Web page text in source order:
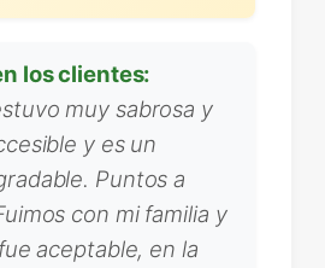
los clientes:
muy sabrosa y
y es un
Puntos a
con mi familia y
aceptable, en la